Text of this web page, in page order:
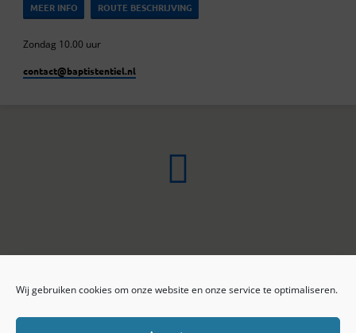
Wij gebruiken cookies om onze website en onze service te optimaliseren.
MEER INFO ROUTE BESCHRIJVING
Zondag 10.00 uur
contact​@baptistentiel.nl
ONLINE ARCHIEF